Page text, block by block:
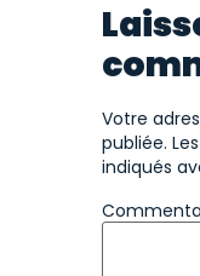
Votre
publiée.
indiqués